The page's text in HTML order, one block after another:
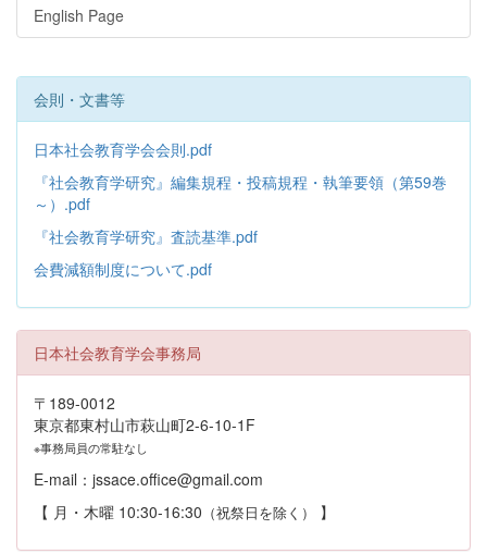
English Page
会則・文書等
日本社会教育学会会則.pdf
『社会教育学研究』編集規程・投稿規程・執筆要領（第59巻
～）.pdf
『社会教育学研究』査読基準.pdf
会費減額制度について.pdf
日本社会教育学会事務局
〒189-0012
東京都東村山市萩山町2-6-10-1F
※事務局員の常駐なし
E-mail：jssace.office@gmail.com
【 月・木曜 10:30-16:30 （祝祭日を除く） 】